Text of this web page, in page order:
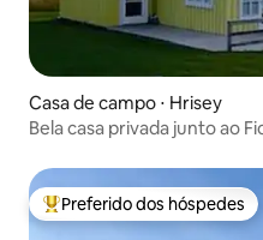
Casa de campo ⋅ Hrisey
Bela casa privada junto ao
Entre os melhores
Preferido dos hóspedes